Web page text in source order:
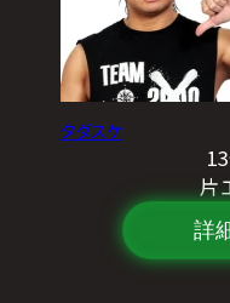
タダスケ
片
詳